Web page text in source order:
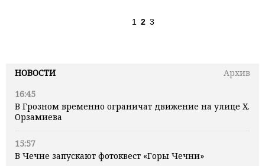
НОВОСТИ
Архив
16:45
В Грозном временно ограничат движение на улице Х.
Орзамиева
15:57
В Чечне запускают фотоквест «Горы Чечни»
1 2 3